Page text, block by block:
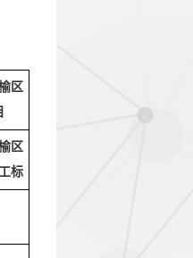
区
区
标